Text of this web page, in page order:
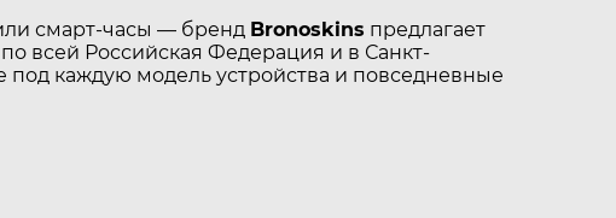
смарт-часы — бренд Bronoskins предлагает
всей Российская Федерация и в Санкт-
под каждую модель устройства и повседневные